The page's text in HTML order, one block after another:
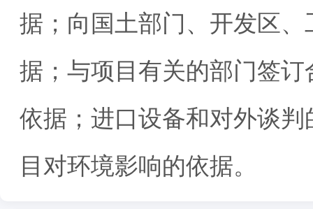
据；向国土部门、开发区
据；与项目有关的部门签
依据；进口设备和对外谈
目对环境影响的依据。